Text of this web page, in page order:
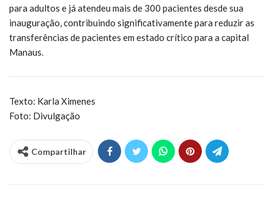
para adultos e já atendeu mais de 300 pacientes desde sua
inauguração, contribuindo significativamente para reduzir as
transferências de pacientes em estado crítico para a capital
Manaus.
Texto: Karla Ximenes
Foto: Divulgação
Compartilhar